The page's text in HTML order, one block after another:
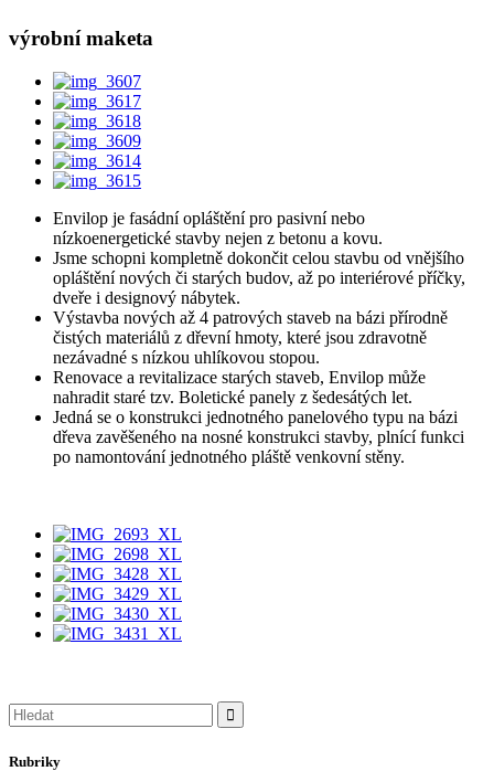
výrobní maketa
Envilop je fasádní opláštění pro pasivní nebo
nízkoenergetické stavby nejen z betonu a kovu.
Jsme schopni kompletně dokončit celou stavbu od vnějšího
opláštění nových či starých budov, až po interiérové příčky,
dveře i designový nábytek.
Výstavba nových až 4 patrových staveb na bázi přírodně
čistých materiálů z dřevní hmoty, které jsou zdravotně
nezávadné s nízkou uhlíkovou stopou.
Renovace a revitalizace starých staveb, Envilop může
nahradit staré tzv. Boletické panely z šedesátých let.
Jedná se o konstrukci jednotného panelového typu na bázi
dřeva zavěšeného na nosné konstrukci stavby, plnící funkci
po namontování jednotného pláště venkovní stěny.
Search
for:
Rubriky